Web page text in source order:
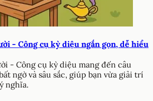
- Công cụ kỳ diệu ngắn gọn, dễ hiểu
- Công cụ kỳ diệu mang đến câu
ngờ và sâu sắc, giúp bạn vừa giải trí
nghĩa.